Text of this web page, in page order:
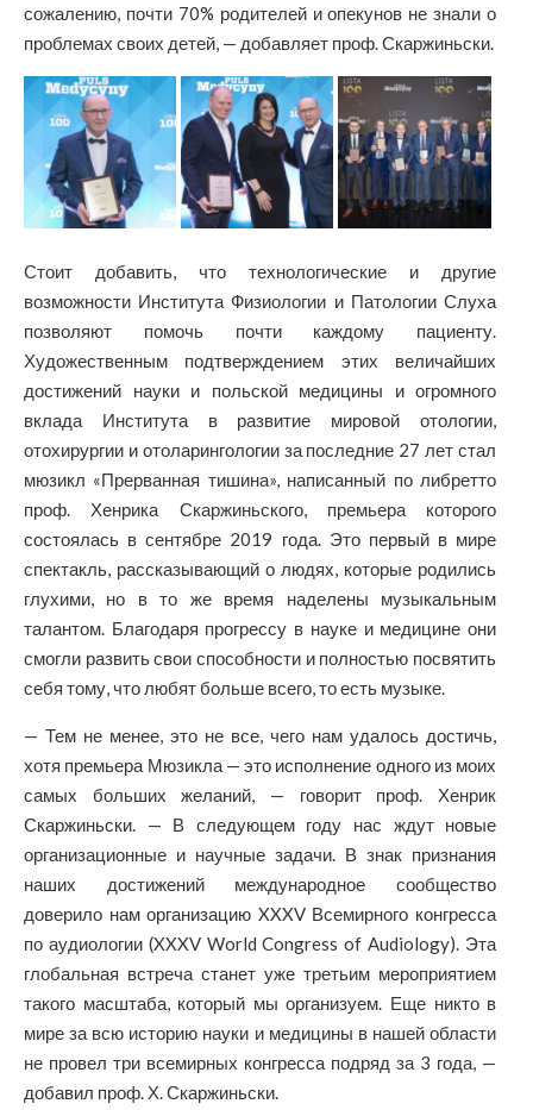
сожалению, почти 70% родителей и опекунов не знали о
проблемах своих детей, — добавляет проф. Скаржиньски.
Стоит добавить, что технологические и другие
возможности Института Физиологии и Патологии Слуха
позволяют помочь почти каждому пациенту.
Художественным подтверждением этих величайших
достижений науки и польской медицины и огромного
вклада Института в развитие мировой отологии,
отохирургии и отоларингологии за последние 27 лет стал
мюзикл «Прерванная тишина», написанный по либретто
проф. Хенрика Скаржиньского, премьера которого
состоялась в сентябре 2019 года. Это первый в мире
спектакль, рассказывающий о людях, которые родились
глухими, но в то же время наделены музыкальным
талантом. Благодаря прогрессу в науке и медицине они
смогли развить свои способности и полностью посвятить
себя тому, что любят больше всего, то есть музыке.
— Тем не менее, это не все, чего нам удалось достичь,
хотя премьера Мюзикла — это исполнение одного из моих
самых больших желаний, — говорит проф. Хенрик
Скаржиньски. — В следующем году нас ждут новые
организационные и научные задачи. В знак признания
наших достижений международное сообщество
доверило нам организацию XXXV Всемирного конгресса
по аудиологии (XXXV World Congress of Audiology). Эта
глобальная встреча станет уже третьим мероприятием
такого масштаба, который мы организуем. Еще никто в
мире за всю историю науки и медицины в нашей области
не провел три всемирных конгресса подряд за 3 года, —
добавил проф. Х. Скаржиньски.